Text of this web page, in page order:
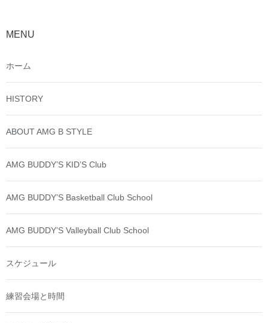
MENU
ホーム
HISTORY
ABOUT AMG B STYLE
AMG BUDDY’S KID’S Club
AMG BUDDY’S Basketball Club School
AMG BUDDY’S Valleyball Club School
スケジュール
練習会場と時間